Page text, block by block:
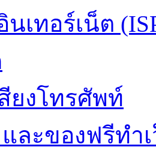
เทอร์เน็ต
ยงโทรศัพท์
ละของฟรีทำ